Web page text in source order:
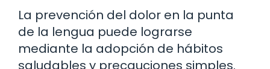
La prevención del dolor en la punta
de la lengua puede lograrse
mediante la adopción de hábitos
saludables y precauciones simples.